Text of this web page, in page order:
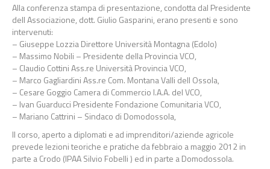
Alla conferenza stampa di presentazione, condotta dal Presidente
dell Associazione, dott. Giulio Gasparini, erano presenti e sono
intervenuti:
– Giuseppe Lozzia Direttore Università Montagna (Edolo)
– Massimo Nobili – Presidente della Provincia VCO,
– Claudio Cottini Ass.re Università Provincia VCO,
– Marco Gagliardini Ass.re Com. Montana Valli dell Ossola,
– Cesare Goggio Camera di Commercio I.A.A. del VCO,
– Ivan Guarducci Presidente Fondazione Comunitaria VCO,
– Mariano Cattrini – Sindaco di Domodossola,
Il corso, aperto a diplomati e ad imprenditori/aziende agricole
prevede lezioni teoriche e pratiche da febbraio a maggio 2012 in
parte a Crodo (IPAA Silvio Fobelli ) ed in parte a Domodossola.